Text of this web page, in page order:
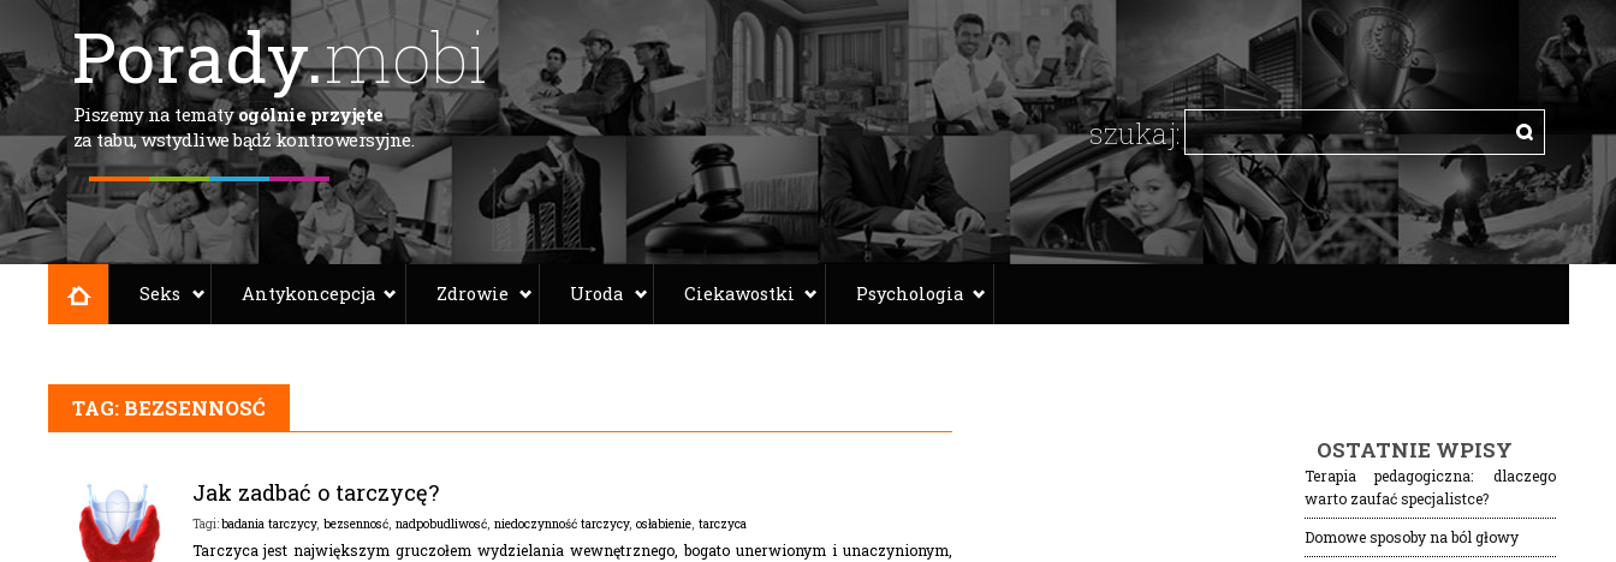
Porady.mobi
Piszemy na tematyogólnie przyjęte
za tabu, wstydliwe bądź kontrowersyjne.
Seks Antykoncepcja Zdrowie Uroda Ciekawostki Psychologia
TAG: BEZSENNOSĆ
Jak zadbać o tarczycę?
Tagi:badania tarczycy, bezsennosć, nadpobudliwosć, niedoczynność tarczycy, osłabienie, tarczyca
Tarczyca jest największym gruczołem wydzielania wewnętrznego, bogato unerwionym i unaczynionym,
OSTATNIE WPISY
Terapia pedagogiczna: dlaczego
warto zaufać specjalistce?
Domowe sposoby na ból głowy